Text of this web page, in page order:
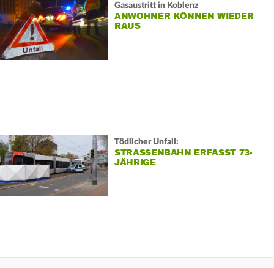
Gasaustritt in Koblenz
ANWOHNER KÖNNEN WIEDER
RAUS
Tödlicher Unfall:
STRASSENBAHN ERFASST 73-J
ÄHRIGE